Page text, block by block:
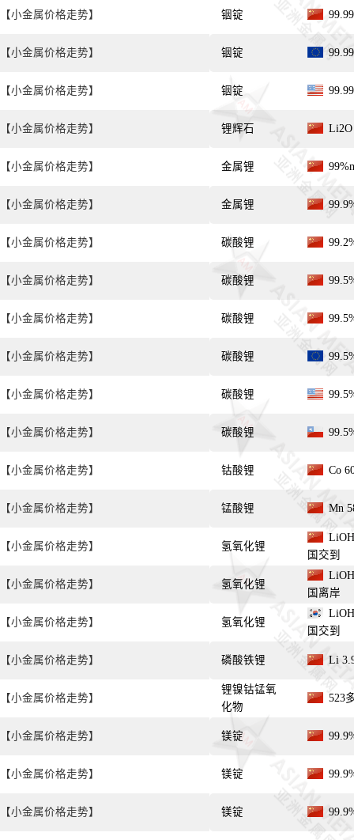
【小金属价格走势】
【小金属价格走势】
【小金属价格走势】
【小金属价格走势】
【小金属价格走势】
【小金属价格走势】
【小金属价格走势】
【小金属价格走势】
【小金属价格走势】
【小金属价格走势】
【小金属价格走势】
【小金属价格走势】
【小金属价格走势】
【小金属价格走势】
【小金属价格走势】
【小金属价格走势】
【小金属价格走势】
【小金属价格走势】
【小金属价格走势】
【小金属价格走势】
【小金属价格走势】
【小金属价格走势】
铟锭
铟锭
铟锭
锂辉石
金属锂
金属锂
碳酸锂
碳酸锂
碳酸锂
碳酸锂
碳酸锂
碳酸锂
钴酸锂 Co
锰酸锂 Mn
氢氧化锂
国交到
氢氧化锂
国离岸
氢氧化锂
国交到
磷酸铁锂 Li
锂镍钴锰氧
化物
523
镁锭
镁锭
镁锭